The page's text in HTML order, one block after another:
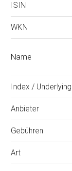
ISIN
WKN
Name
Index / Underlying
Anbieter
Gebühren
Art